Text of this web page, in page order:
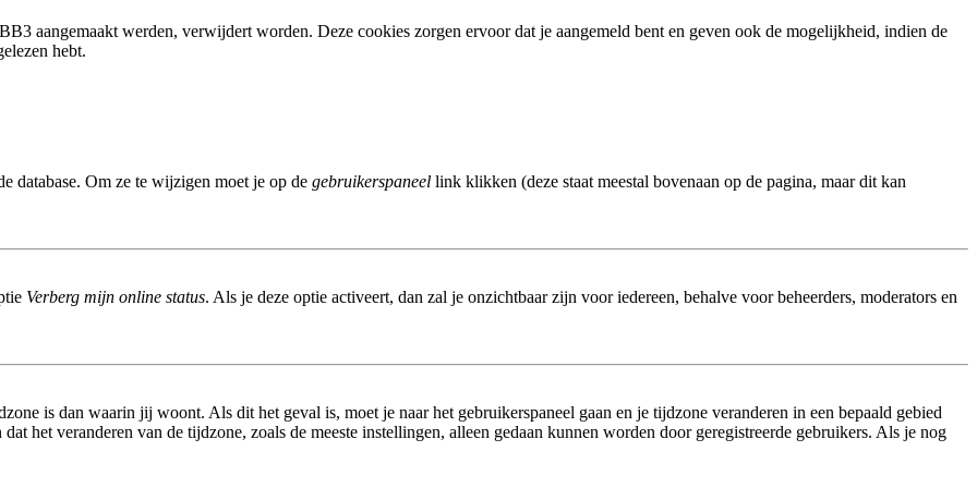
aangemaakt werden, verwijdert worden. Deze cookies zorgen ervoor dat je aangemeld bent en geven ook de mogelijkheid, indien de
hebt.
database. Om ze te wijzigen moet je op de gebruikerspaneel link klikken (deze staat meestal bovenaan op de pagina, maar dit kan
Verberg mijn online status. Als je deze optie activeert, dan zal je onzichtbaar zijn voor iedereen, behalve voor beheerders, moderators en
is dan waarin jij woont. Als dit het geval is, moet je naar het gebruikerspaneel gaan en je tijdzone veranderen in een bepaald gebied
het veranderen van de tijdzone, zoals de meeste instellingen, alleen gedaan kunnen worden door geregistreerde gebruikers. Als je nog